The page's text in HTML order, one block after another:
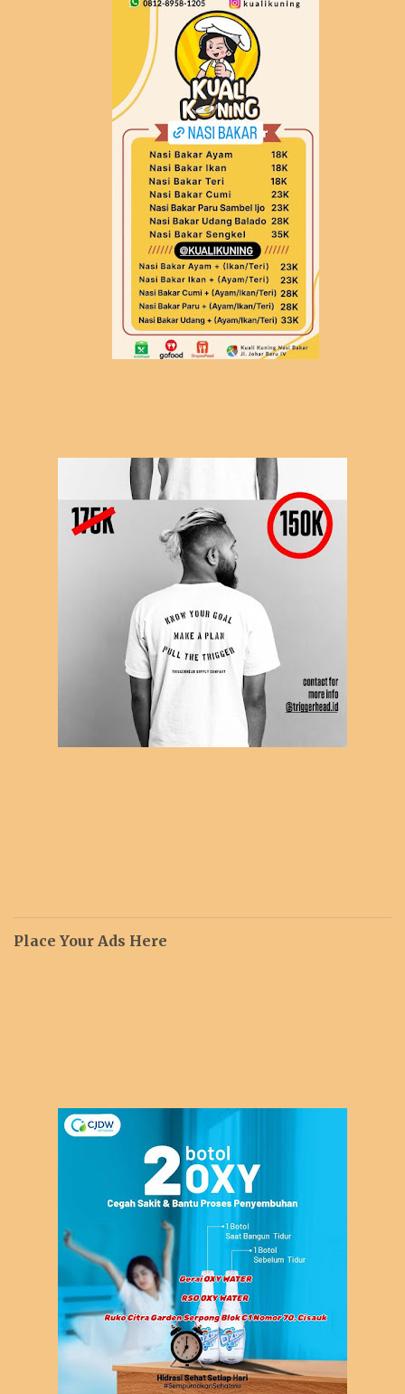
Place Your Ads Here